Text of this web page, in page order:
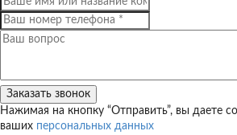
Нажимая на кнопку “Отправить”, вы даете
ваших персональных данных